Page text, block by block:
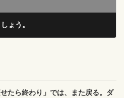
ょう。
せたら終わり」では、また戻る。ダ